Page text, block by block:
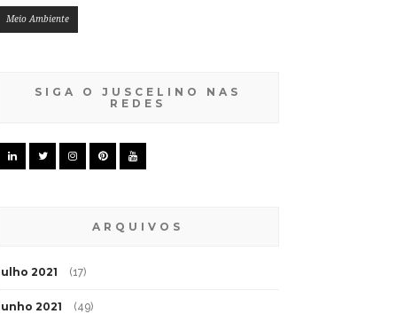
Meio Ambiente
SIGA O JUSCELINO NAS
REDES
ARQUIVOS
2021 (17)
2021 (49)